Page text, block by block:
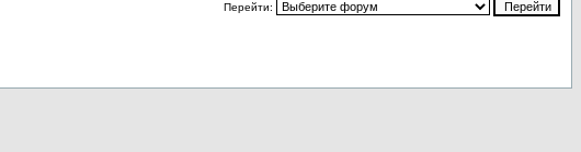
Перейти: